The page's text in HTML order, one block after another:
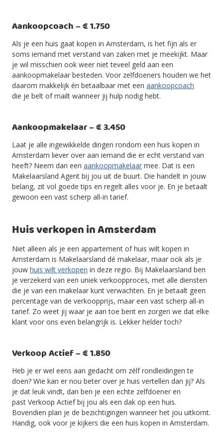
Aankoopcoach – € 1.750
Als je een huis gaat kopen in Amsterdam, is het fijn als er
soms iemand met verstand van zaken met je meekijkt. Maar
je wil misschien ook weer niet teveel geld aan een
aankoopmakelaar besteden. Voor zelfdoeners houden we het
daarom makkelijk én betaalbaar met een aankoopcoach
die je belt of mailt wanneer jij hulp nodig hebt.
Aankoopmakelaar – € 3.450
Laat je alle ingewikkelde dingen rondom een huis kopen in
Amsterdam liever over aan iemand die er echt verstand van
heeft? Neem dan een aankoopmakelaar mee. Dat is een
Makelaarsland Agent bij jou uit de buurt. Die handelt in jouw
belang, zit vol goede tips en regelt alles voor je. En je betaalt
gewoon een vast scherp all-in tarief.
Huis verkopen in Amsterdam
Niet alleen als je een appartement of huis wilt kopen in
Amsterdam is Makelaarsland dé makelaar, maar ook als je
jouw huis wilt verkopen in deze regio. Bij Makelaarsland ben
je verzekerd van een uniek verkoopproces, met alle diensten
die je van een makelaar kunt verwachten. En je betaalt geen
percentage van de verkoopprijs, maar een vast scherp all-in
tarief. Zo weet jij waar je aan toe bent en zorgen we dat elke
klant voor ons even belangrijk is. Lekker helder toch?
Verkoop Actief – € 1.850
Heb je er wel eens aan gedacht om zélf rondleidingen te
doen? Wie kan er nou beter over je huis vertellen dan jij? Als
je dat leuk vindt, dan ben je een echte zelfdoener en
past Verkoop Actief bij jou als een dak op een huis.
Bovendien plan je de bezichtigingen wanneer het jou uitkomt.
Handig, ook voor je kijkers die een huis kopen in Amsterdam.